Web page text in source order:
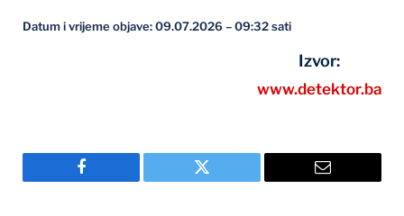
Datum i vrijeme objave: 09.07.2026 – 09:32 sati
Izvor:
www.detektor.ba
Facebook Twitter Email